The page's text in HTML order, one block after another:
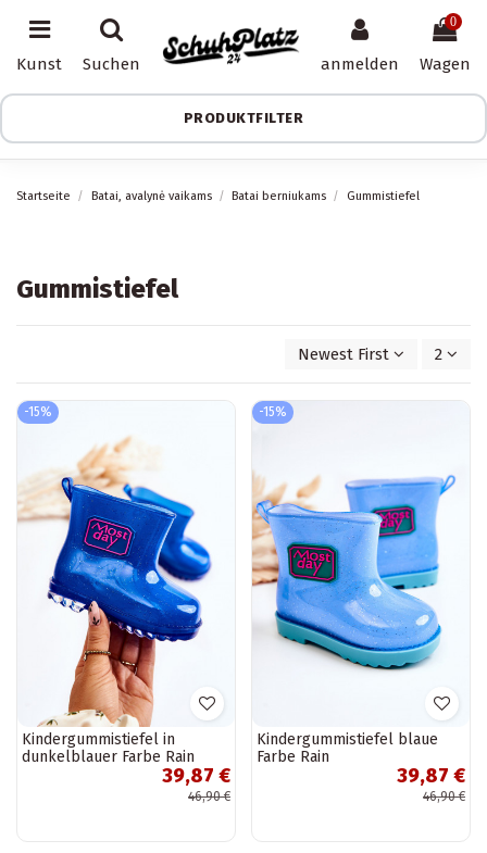
Kunst Suchen anmelden
0
Wagen
PRODUKTFILTER
Startseite Batai, avalynė vaikams Batai berniukams Gummistiefel
Gummistiefel
Newest First 2
-15%
Kindergummistiefel in
dunkelblauer Farbe Rain
39,87 €
46,90 €
-15%
Kindergummistiefel blaue
Farbe Rain
39,87 €
46,90 €